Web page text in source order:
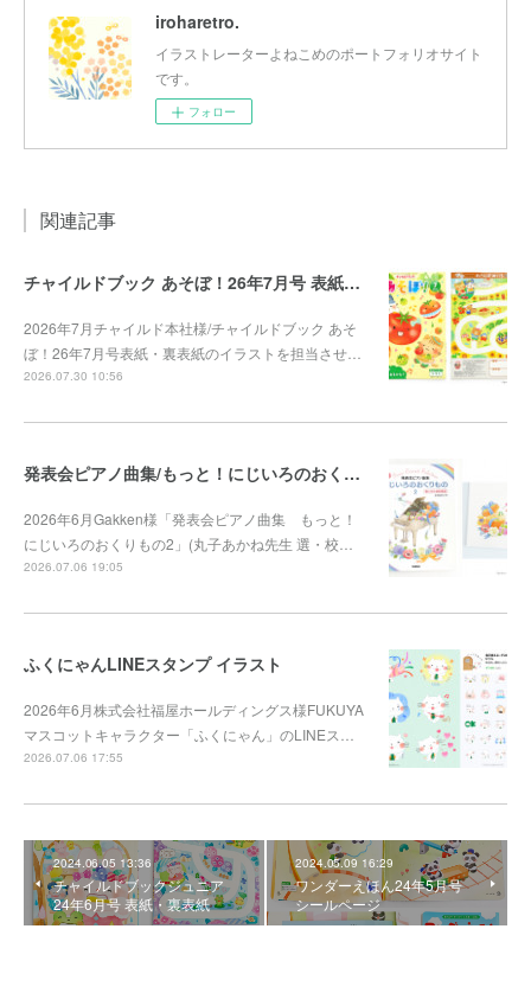
iroharetro.
イラストレーターよねこめのポートフォリオサイト
です。
フォロー
関連記事
チャイルドブック あそぼ！26年7月号 表紙・裏表紙
2026年7月チャイルド本社様/チャイルドブック あそ
ぼ！26年7月号表紙・裏表紙のイラストを担当させ…
2026.07.30 10:56
発表会ピアノ曲集/もっと！にじいろのおくりもの2
2026年6月Gakken様「発表会ピアノ曲集 もっと！
にじいろのおくりもの2」(丸子あかね先生 選・校…
2026.07.06 19:05
ふくにゃんLINEスタンプ イラスト
2026年6月株式会社福屋ホールディングス様FUKUYA
マスコットキャラクター「ふくにゃん」のLINEス…
2026.07.06 17:55
2024.06.05 13:36
チャイルドブックジュニア
24年6月号 表紙・裏表紙
2024.05.09 16:29
ワンダーえほん24年5月号
シールページ